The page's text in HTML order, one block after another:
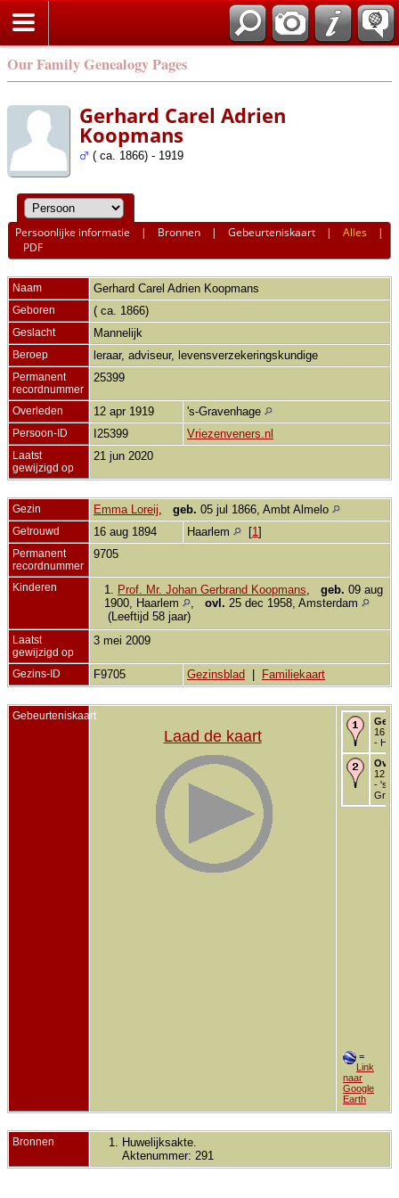
Our Family Genealogy Pages
Gerhard Carel Adrien
Koopmans
( ca. 1866) - 1919
Persoonlijke informatie | Bronnen |Gebeurteniskaart |Alles |
PDF
Naam Gerhard Carel Adrien Koopmans
Geboren ( ca. 1866)
Geslacht Mannelijk
Beroep leraar, adviseur, levensverzekeringskundige
Permanent
recordnummer
25399
Overleden 12 apr 1919 's-Gravenhage
Persoon-ID I25399 Vriezenveners.nl
Laatst
gewijzigd op
21 jun 2020
Gezin Emma Loreij geb. 05 jul 1866, Ambt Almelo
Getrouwd 16 aug 1894 Haarlem [1 ]
Permanent
recordnummer
9705
Kinderen 1. Prof. Mr. Johan Gerbrand Koopmans geb. 09 aug
1900, Haarlem
ovl. 25 dec 1958, Amsterdam
(Leeftijd 58 jaar)
Laatst
gewijzigd op
3 mei 2009
Gezins-ID F9705 Gezinsblad Familiekaart
Gebeurteniskaart
Laad de kaart
16
-
12
- 's-
=
Link
naar
Google
Earth
Bronnen
Huwelijksakte.
Aktenummer: 291